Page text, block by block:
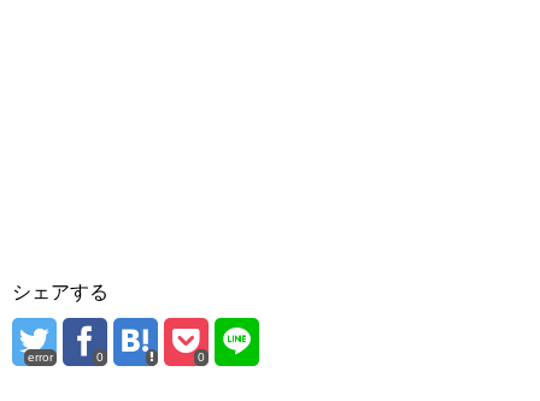
シェアする
error 0 0